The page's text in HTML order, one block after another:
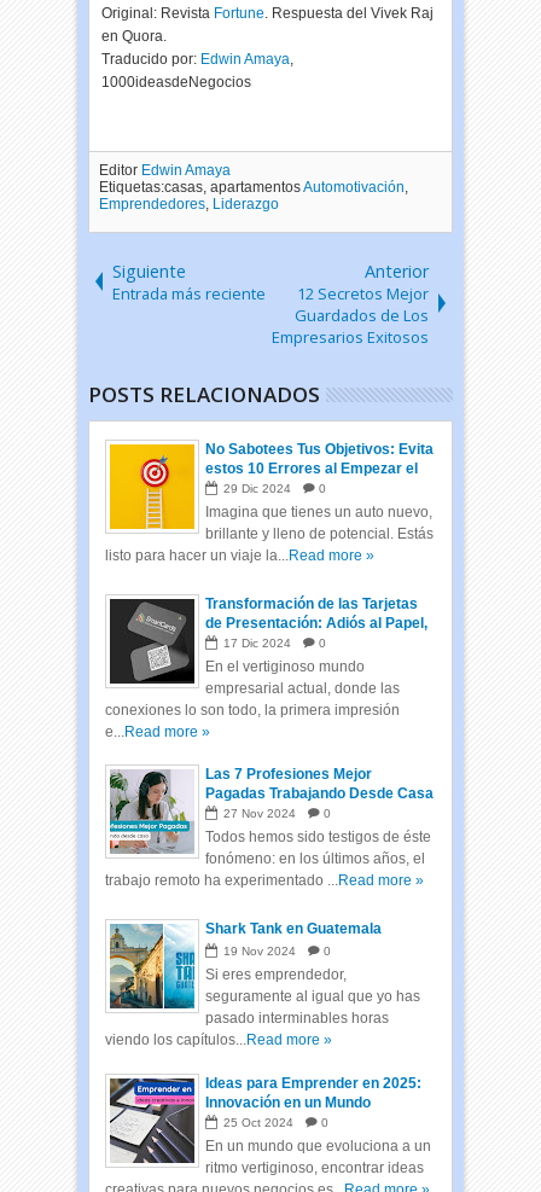
Original: Revista Fortune. Respuesta del Vivek Raj
en Quora.
Traducido por: Edwin Amaya,
1000ideasdeNegocios
Editor Edwin Amaya
Etiquetas:casas, apartamentosAutomotivación,
Emprendedores, Liderazgo
Siguiente
Entrada más reciente
Anterior
12 Secretos Mejor
Guardados de Los
Empresarios Exitosos
POSTS RELACIONADOS
No Sabotees Tus Objetivos: Evita
estos 10 Errores al Empezar el
Año
29 Dic 2024 0
Imagina que tienes un auto nuevo,
brillante y lleno de potencial. Estás
listo para hacer un viaje la...Read more »
Transformación de las Tarjetas
de Presentación: Adiós al Papel,
Hola a las Tarjetas Inteligentes
17 Dic 2024 0
En el vertiginoso mundo
empresarial actual, donde las
conexiones lo son todo, la primera impresión
e...Read more »
Las 7 Profesiones Mejor
Pagadas Trabajando Desde Casa
27 Nov 2024 0
Todos hemos sido testigos de éste
fonómeno: en los últimos años, el
trabajo remoto ha experimentado ...Read more »
Shark Tank en Guatemala
19 Nov 2024 0
Si eres emprendedor,
seguramente al igual que yo has
pasado interminables horas
viendo los capítulos...Read more »
Ideas para Emprender en 2025:
Innovación en un Mundo
Cambiante
25 Oct 2024 0
En un mundo que evoluciona a un
ritmo vertiginoso, encontrar ideas